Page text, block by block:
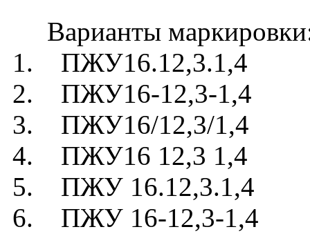
Варианты
1. ПЖУ16.12,3.1,4
2. ПЖУ16-12,3-1,4
3. ПЖУ16/12,3/1,4
4. ПЖУ16 12,3 1,4
5. ПЖУ 16.12,3.1,4
6. ПЖУ 16-12,3-1,4